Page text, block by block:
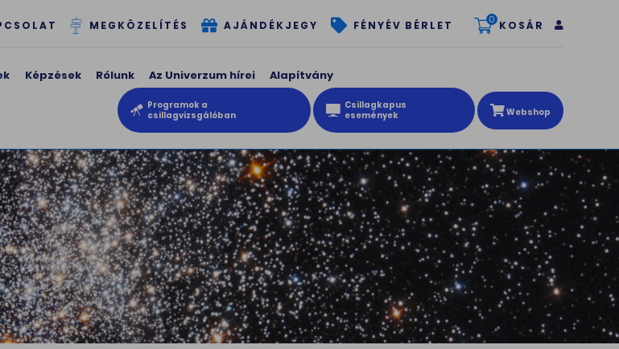
MEGKÖZELÍTÉS AJÁNDÉKJEGY FÉNYÉV BÉRLET 0 KOSÁR
Képzések Rólunk Az Univerzum hírei Alapítvány
Programok a
csillagvizsgálóban
Csillagkapus
események
Webshop